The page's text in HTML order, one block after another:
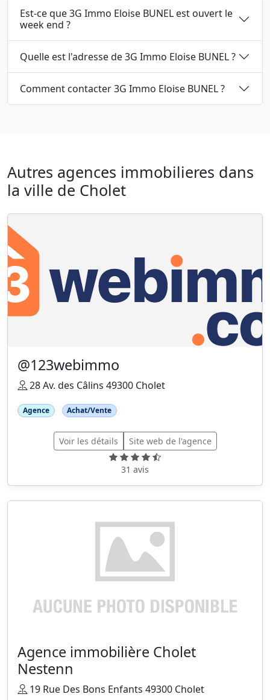
Est-ce que 3G Immo Eloise BUNEL est ouvert le
week end ?
Quelle est l'adresse de 3G Immo Eloise BUNEL ?
Comment contacter 3G Immo Eloise BUNEL ?
Autres agences immobilieres dans
la ville de Cholet
@123webimmo
28 Av. des Câlins 49300 Cholet
Agence Achat/Vente
Voir les détails Site web de l'agence
31 avis
Agence immobilière Cholet
Nestenn
19 Rue Des Bons Enfants 49300 Cholet